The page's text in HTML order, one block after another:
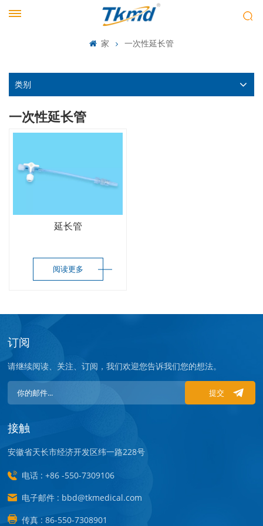
家 一次性延长管
类别
一次性延长管
延长管
阅读更多
订阅
请继续阅读、关注、订阅，我们欢迎您告诉我们您的想法。
提交
接触
安徽省天长市经济开发区纬一路228号
电话 : +86 -550-7309106
电子邮件 : bbd@tkmedical.com
传真 : 86-550-7308901